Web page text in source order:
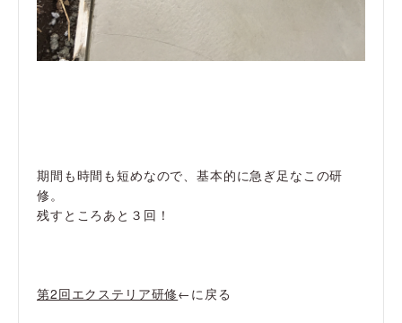
期間も時間も短めなので、基本的に急ぎ足なこの研
修。
残すところあと３回！
第2回エクステリア研修←に戻る